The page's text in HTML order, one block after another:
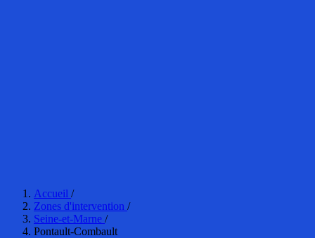
Accueil /
Zones d'intervention /
Seine-et-Marne /
Pontault-Combault